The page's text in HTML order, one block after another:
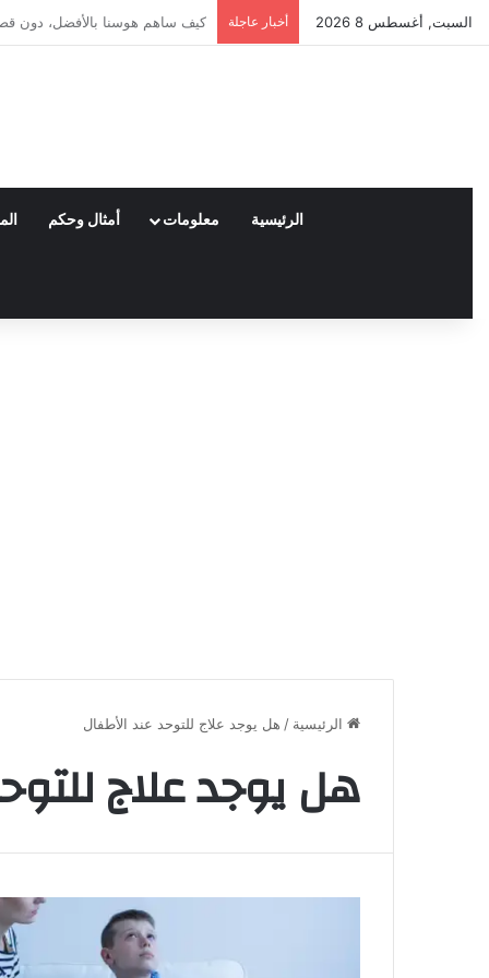
السبت, أغسطس 8 2026 أخبار عاجلة العملاء واختياراتهم لمنتجات
الرئيسية معلومات أمثال وحكم
الرئيسية / هل يوجد علاج للتوحد عند الأطفال
هل يوجد علاج